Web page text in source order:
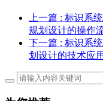
上一篇 : 标识系
规划设计的操作
下一篇 : 标识系
划设计的技术应用